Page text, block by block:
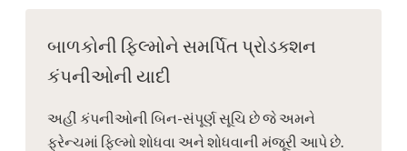
બાળકોની ફિલ્મોને સમર્પિત પ્રોડક્શન
કંપનીઓની યાદી
અહીં કંપનીઓની બિન-સંપૂર્ણ સૂચિ છે જે અમને
ફ્રેન્ચમાં ફિલ્મો શોધવા અને શોધવાની મંજૂરી આપે છે.